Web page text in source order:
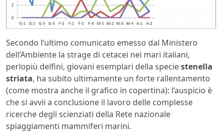
Secondo l’ultimo comunicato emesso dal Ministero
dell’Ambiente la strage di cetacei nei mari italiani,
perlopiù delfini, giovani esemplari della speciestenella
striata, ha subito ultimamente un forte rallentamento
(come mostra anche il grafico in copertina): l’auspicio è
che si avvii a conclusione il lavoro delle complesse
ricerche degli scienziati della Rete nazionale
spiaggiamenti mammiferi marini.